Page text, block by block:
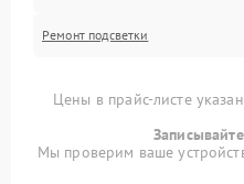
Ремонт подсветки
Цены в прайс-листе
Мы проверим ваше